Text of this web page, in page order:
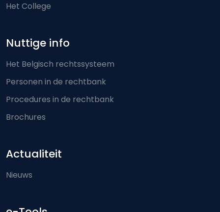
Het College
Nuttige info
Het Belgisch rechtssysteem
Personen in de rechtbank
Procedures in de rechtbank
Brochures
Actualiteit
Nieuws